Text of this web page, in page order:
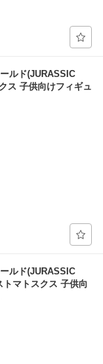
ルド(JURASSIC
子供向けフィギュ
ルド(JURASSIC
マトスクス 子供向